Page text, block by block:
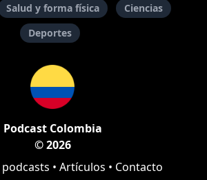
Salud y forma física
Ciencias
Deportes
Podcast Colombia
© 2026
podcasts • Artículos • Contacto